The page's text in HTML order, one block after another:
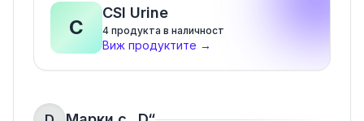
C
CSI Urine
4 продукта в наличност
Виж продуктите →